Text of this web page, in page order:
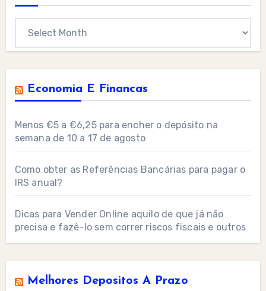
Economia E Financas
Menos €5 a €6,25 para encher o depósito na
semana de 10 a 17 de agosto
Como obter as Referências Bancárias para pagar o
IRS anual?
Dicas para Vender Online aquilo de que já não
precisa e fazê-lo sem correr riscos fiscais e outros
Melhores Depositos A Prazo